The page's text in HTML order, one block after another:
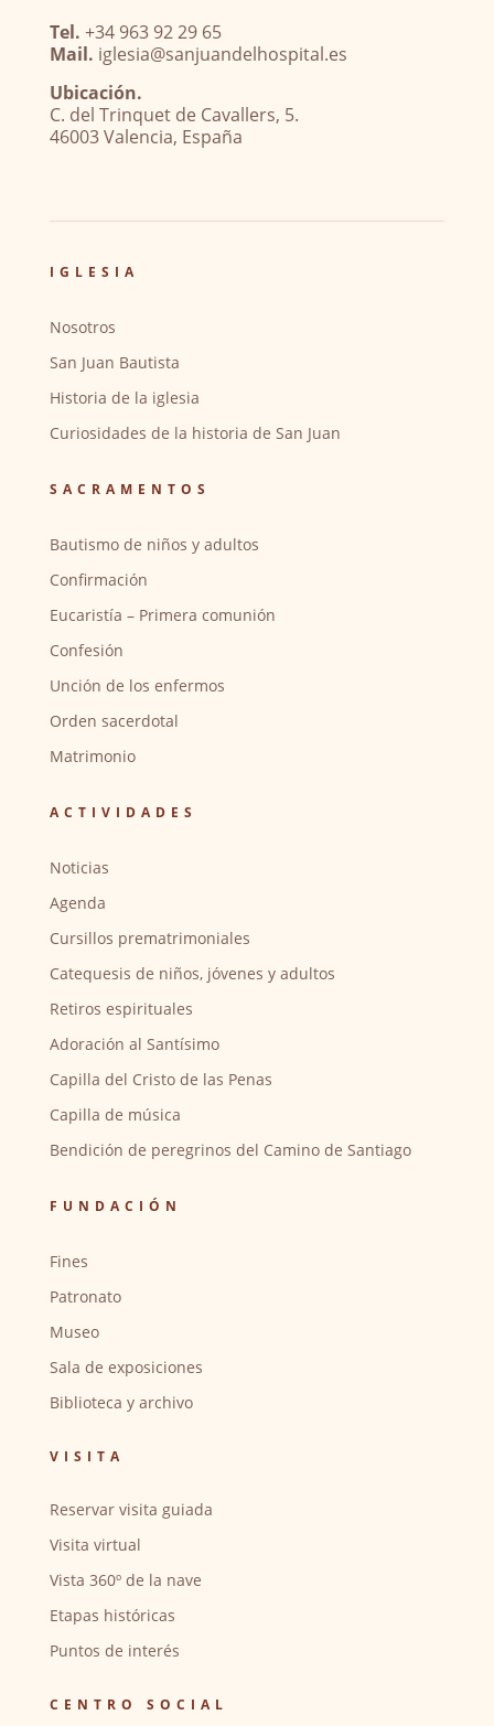
Tel. +34 963 92 29 65
Mail. iglesia@sanjuandelhospital.es
Ubicación.
C. del Trinquet de Cavallers, 5.
46003 Valencia, España
IGLESIA
Nosotros
San Juan Bautista
Historia de la iglesia
Curiosidades de la historia de San Juan
SACRAMENTOS
Bautismo de niños y adultos
Confirmación
Eucaristía – Primera comunión
Confesión
Unción de los enfermos
Orden sacerdotal
Matrimonio
ACTIVIDADES
Noticias
Agenda
Cursillos prematrimoniales
Catequesis de niños, jóvenes y adultos
Retiros espirituales
Adoración al Santísimo
Capilla del Cristo de las Penas
Capilla de música
Bendición de peregrinos del Camino de Santiago
FUNDACIÓN
Fines
Patronato
Museo
Sala de exposiciones
Biblioteca y archivo
VISITA
Reservar visita guiada
Visita virtual
Vista 360º de la nave
Etapas históricas
Puntos de interés
CENTRO SOCIAL